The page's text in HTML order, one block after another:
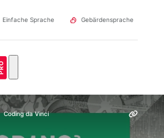
Einfache Sprache Gebärdensprache
Coding da Vinci